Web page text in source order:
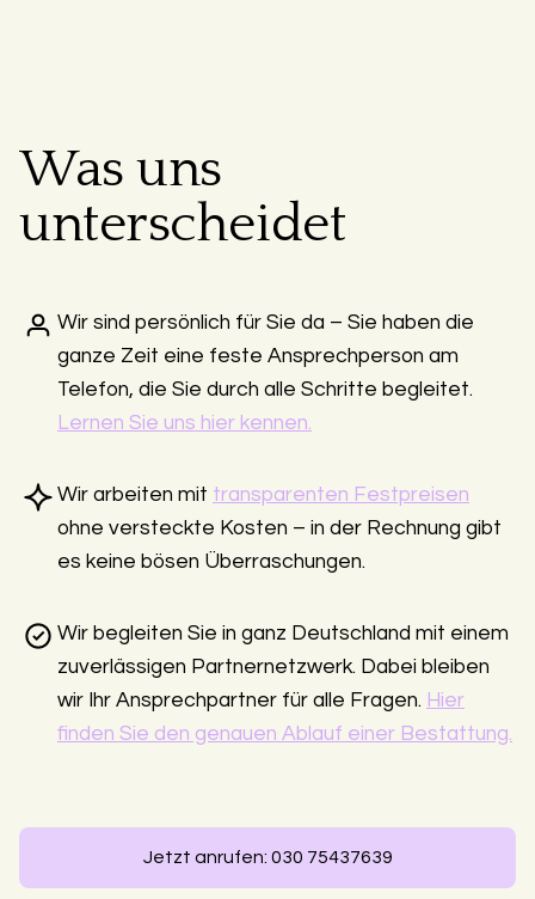
Was uns
unterscheidet
Wir sind persönlich für Sie da – Sie haben die
ganze Zeit eine feste Ansprechperson am
Telefon, die Sie durch alle Schritte begleitet.
Lernen Sie uns hier kennen.
Wir arbeiten mit transparenten Festpreisen
ohne versteckte Kosten – in der Rechnung gibt
es keine bösen Überraschungen.
Wir begleiten Sie in ganz Deutschland mit einem
zuverlässigen Partnernetzwerk. Dabei bleiben
wir Ihr Ansprechpartner für alle Fragen. Hier
finden Sie den genauen Ablauf einer Bestattung.
Jetzt anrufen: 030 75437639